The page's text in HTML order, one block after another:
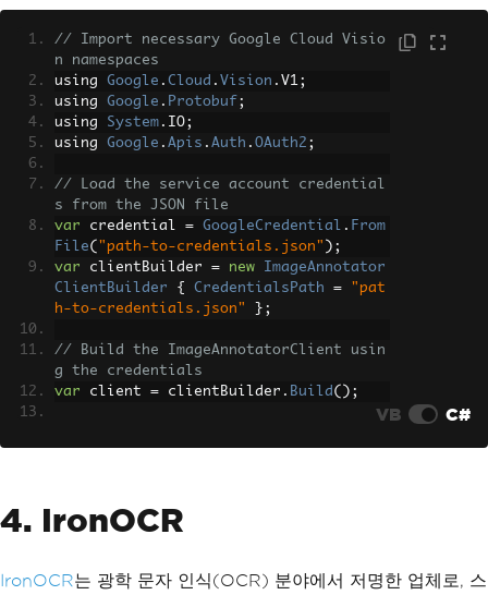
// Import necessary Google Cloud Visio
n namespaces
using Google . Cloud . Vision . V1;
using Google . Protobuf ;
using System . IO;
using Google . Apis . Auth . OAuth2 ;
// Load the service account credential
s from the JSON file
var credential = GoogleCredential . From
File( "path-to-credentials.json" );
var clientBuilder = new
ImageAnnotator
ClientBuilder
{ CredentialsPath =
"pat
h-to-credentials.json"
};
// Build the ImageAnnotatorClient usin
g the credentials
var client = clientBuilder . Build ();
// Perform text detection on the image
e);
VB C#
4. IronOCR
IronOCR는 광학 문자 인식(OCR) 분야에서 저명한 업체로, 스